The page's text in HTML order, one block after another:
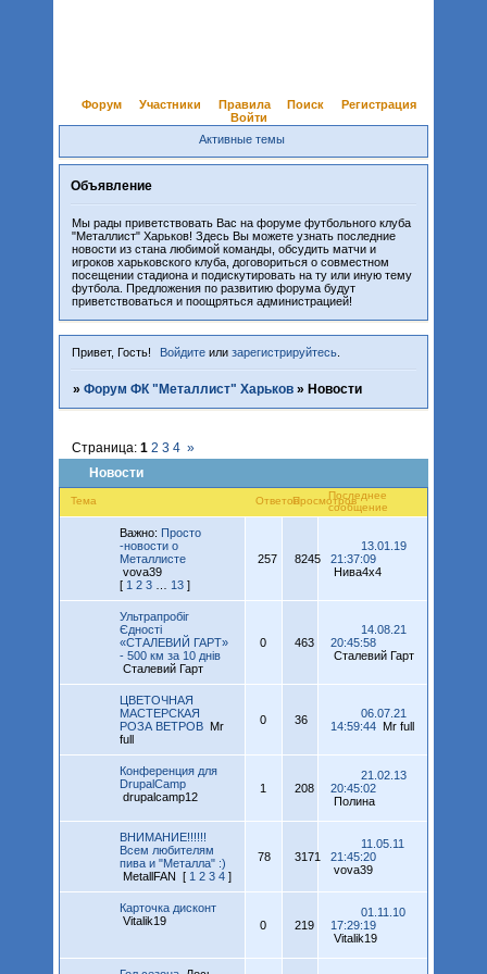
Форум Участники Правила Поиск
Регистрация
Войти
Активные темы
Объявление
Мы рады приветствовать Вас на форуме футбольного клуба
"Металлист" Харьков! Здесь Вы можете узнать последние
новости из стана любимой команды, обсудить матчи и
игроков харьковского клуба, договориться о совместном
посещении стадиона и подискутировать на ту или иную тему
футбола. Предложения по развитию форума будут
приветствоваться и поощряться администрацией!
Привет, Гость! Войдите илизарегистрируйтесь
» Форум ФК "Металлист" Харьков » Новости
Новости
Страница: 1 2 3 4 »
Тема ОтветовПросмотровПоследнее
сообщение
Важно: Просто
-новости о
Металлисте
vova39
[ 1 2 3 13 ]
257 8245
13.01.19
21:37:09
Нива4х4
Ультрапробіг
Єдності
«СТАЛЕВИЙ ГАРТ»
- 500 км за 10 днів
Сталевий Гарт
0 463
14.08.21
20:45:58
Сталевий Гарт
ЦВЕТОЧНАЯ
МАСТЕРСКАЯ
РОЗА ВЕТРОВ Mr
full
0 36
06.07.21
14:59:44 Mr full
Конференция для
DrupalCamp
drupalcamp12
1 208
21.02.13
20:45:02
Полина
ВНИМАНИЕ!!!!!!
Всем любителям
пива и "Металла" :)
MetallFAN [ 1 2 3 4 ]
78 3171
11.05.11
21:45:20
vova39
Карточка дисконт
Vitalik19
0 219
01.11.10
17:29:19
Vitalik19